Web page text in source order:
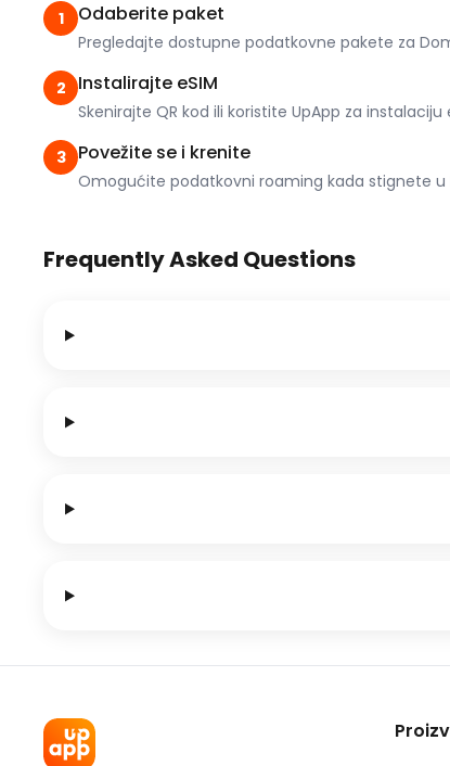
1 Odaberite paket
Pregledajte dostupne podatkovne pakete za
2 Instalirajte eSIM
Skenirajte QR kod ili koristite UpApp za
3 Povežite se i krenite
Omogućite podatkovni roaming kada stignete
Frequently Asked Questions